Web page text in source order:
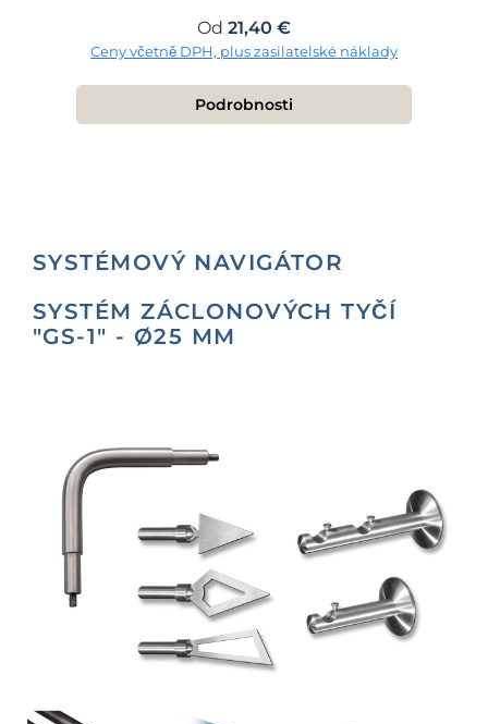
Běžná cena:
Od 21,40 €
Ceny včetně DPH, plus zasilatelské náklady
Podrobnosti
SYSTÉMOVÝ NAVIGÁTOR
SYSTÉM ZÁCLONOVÝCH TYČÍ
"GS-1" - Ø25 MM